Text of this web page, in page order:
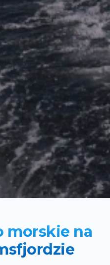
morskie na